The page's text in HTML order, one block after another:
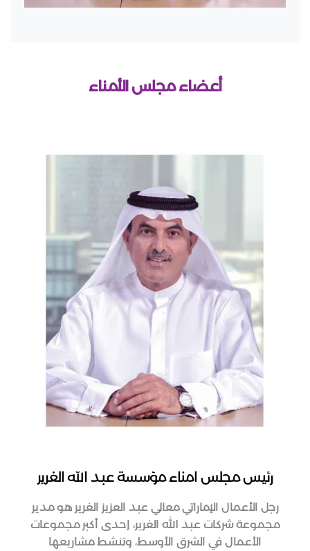
أعضاء مجلس الأمناء
رئيس مجلس أمناء مؤسسة عبد الله الغرير
رجل الأعمال الإماراتي معالي عبد العزيز الغرير هو مدير
مجموعة شركات عبد الله الغرير، إحدى أكبر مجموعات
الأعمال في الشرق الأوسط، وتنشط مشاريعها